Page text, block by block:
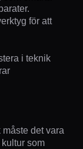
för att
i teknik
det vara
som